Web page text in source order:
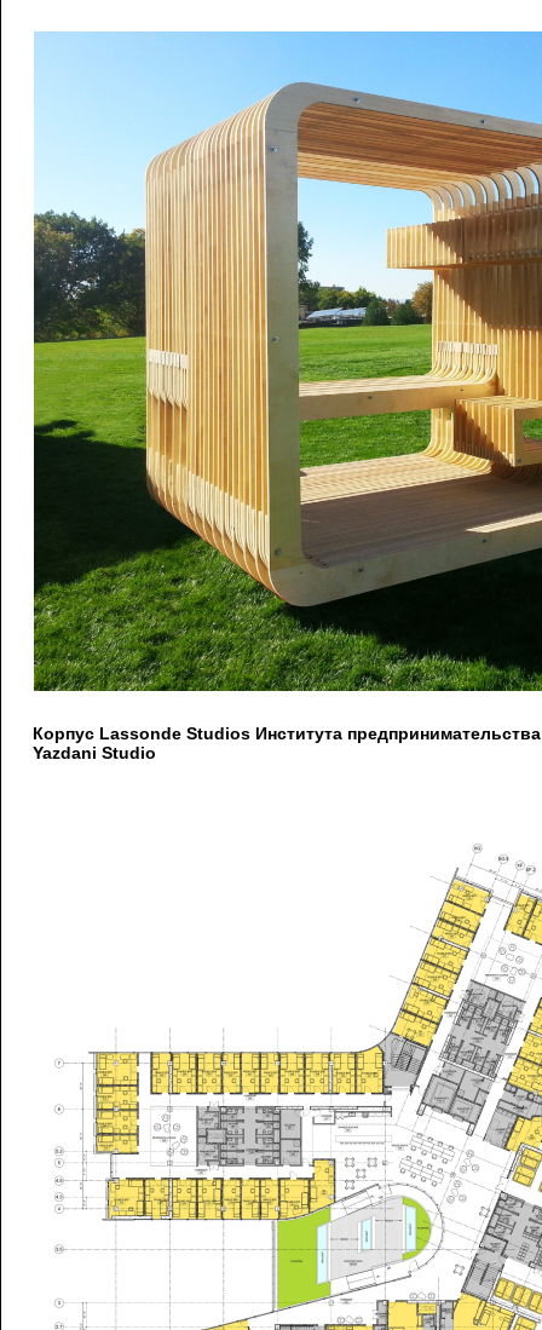
Корпус Lassonde Studios Института
Yazdani Studio